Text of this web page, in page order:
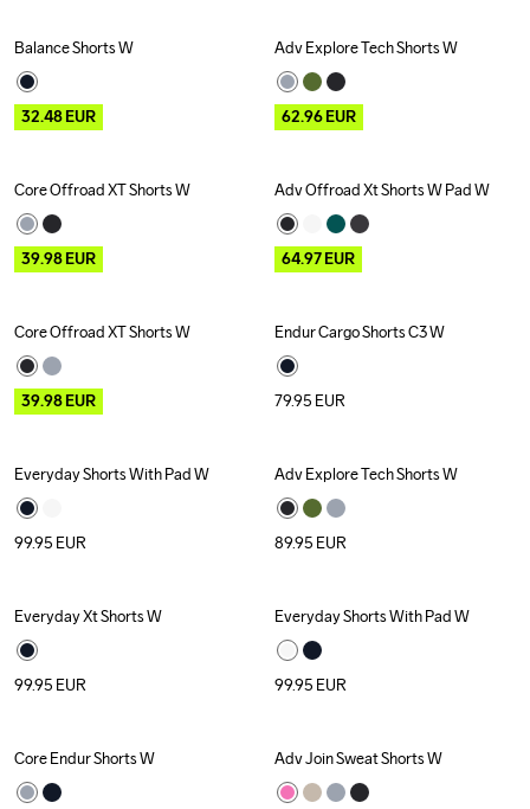
Outlet
Balance Shorts W
32.48EUR
Outlet
Adv Explore Tech Shorts W
62.96EUR
Outlet
Core Offroad XT Shorts W
39.98EUR
Outlet
Adv Offroad Xt Shorts W Pad W
64.97EUR
Outlet
Core Offroad XT Shorts W
39.98EUR
New
Endur Cargo Shorts C3 W
79.95 EUR
New
Everyday Shorts With Pad W
99.95 EUR
Adv Explore Tech Shorts W
89.95 EUR
New
Everyday Xt Shorts W
99.95 EUR
New
Everyday Shorts With Pad W
99.95 EUR
New
Core Endur Shorts W Outlet
Adv Join Sweat Shorts W